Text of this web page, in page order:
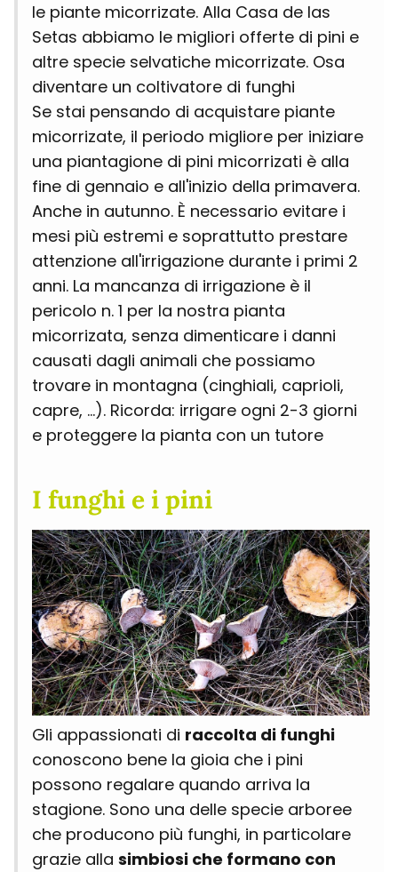
le piante micorrizate. Alla Casa de las
Setas abbiamo le migliori offerte di pini e
altre specie selvatiche micorrizate. Osa
diventare un coltivatore di funghi
Se stai pensando di acquistare piante
micorrizate, il periodo migliore per iniziare
una piantagione di pini micorrizati è alla
fine di gennaio e all'inizio della primavera.
Anche in autunno. È necessario evitare i
mesi più estremi e soprattutto prestare
attenzione all'irrigazione durante i primi 2
anni. La mancanza di irrigazione è il
pericolo n. 1 per la nostra pianta
micorrizata, senza dimenticare i danni
causati dagli animali che possiamo
trovare in montagna (cinghiali, caprioli,
capre, ...). Ricorda: irrigare ogni 2-3 giorni
e proteggere la pianta con un tutore
I funghi e i pini
Gli appassionati di raccolta di funghi
conoscono bene la gioia che i pini
possono regalare quando arriva la
stagione. Sono una delle specie arboree
che producono più funghi, in particolare
grazie alla simbiosi che formano con